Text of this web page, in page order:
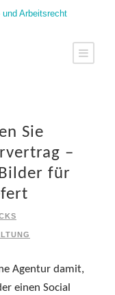
Arbeitsrecht
Sie
–
für
Agentur damit,
einen Social